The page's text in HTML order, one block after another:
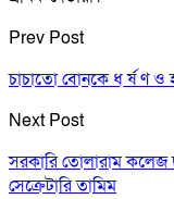
Prev Post
চাচাতো বোনকে ধ র্ষ ণ ও
Next Post
সরকারি তোলারাম কলেজ
সেক্রেটারি তামিম